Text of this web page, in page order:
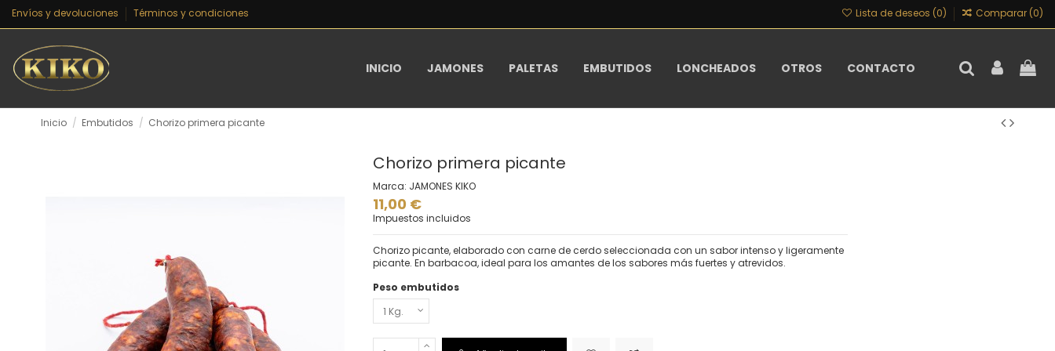
Envíos y devoluciones Términos y condiciones Lista de deseos (0) Comparar (0)
CONTACTO
OTROS
LONCHEADOS
EMBUTIDOS
PALETAS
JAMONES
INICIO
Inicio Embutidos Chorizo primera picante
Chorizo primera picante
Marca: JAMONES KIKO
11,00 €
Impuestos incluidos
Chorizo picante, elaborado con carne de cerdo seleccionada con un sabor intenso y ligeramente
picante. En barbacoa, ideal para los amantes de los sabores más fuertes y atrevidos.
Peso embutidos